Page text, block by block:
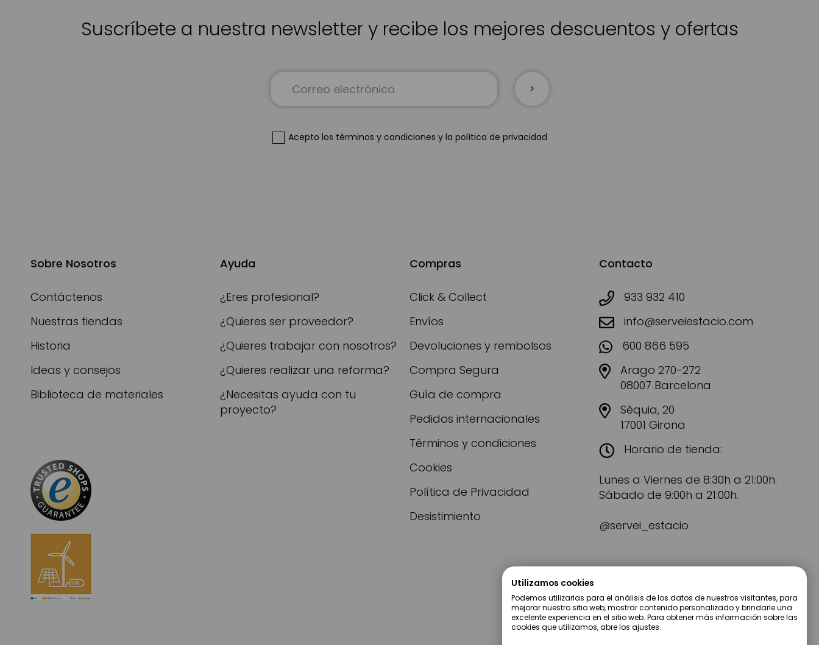
Suscríbete a nuestra newsletter y recibe los mejores descuentos y ofertas
a
noticias:
Acepto los términos y condiciones y la política de privacidad
Sobre Nosotros
Contáctenos
Nuestras tiendas
Historia
Ideas y consejos
Biblioteca de materiales
Ayuda
¿Eres profesional?
¿Quieres ser proveedor?
¿Quieres trabajar con nosotros?
¿Quieres realizar una reforma?
¿Necesitas ayuda con tu
proyecto?
Compras
Click & Collect
Envíos
Devoluciones y rembolsos
Compra Segura
Guía de compra
Pedidos internacionales
Términos y condiciones
Cookies
Política de Privacidad
Desistimiento
Contacto
933 932 410
info@serveiestacio.com
600 866 595
Arago 270-272
08007 Barcelona
Sèquia, 20
17001 Girona
Horario de tienda:
Lunes a Viernes de 8:30h a 21:00h.
Sábado de 9:00h a 21:00h.
@servei_estacio
Utilizamos cookies
Podemos utilizarlas para el análisis de los datos de nuestros visitantes, para
mejorar nuestro sitio web, mostrar contenido personalizado y brindarle una
excelente experiencia en el sitio web. Para obtener más información sobre las
cookies que utilizamos, abre los ajustes.